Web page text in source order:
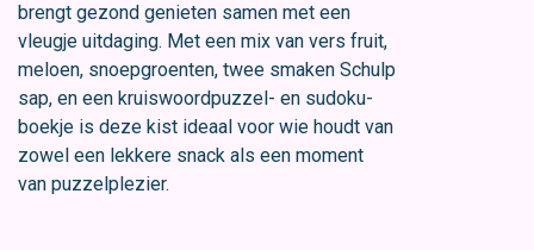
brengt gezond genieten samen met een
vleugje uitdaging. Met een mix van vers fruit,
meloen, snoepgroenten, twee smaken Schulp
sap, en een kruiswoordpuzzel- en sudoku-
boekje is deze kist ideaal voor wie houdt van
zowel een lekkere snack als een moment
van puzzelplezier.